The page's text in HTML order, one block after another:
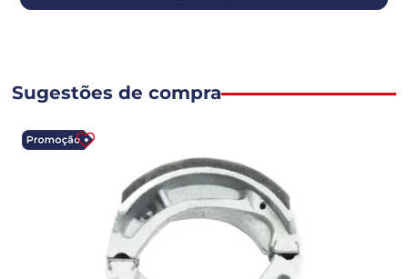
Sugestões de compra